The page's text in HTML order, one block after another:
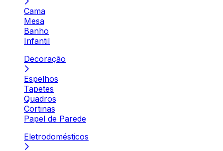
Cama
Mesa
Banho
Infantil
Decoração
Espelhos
Tapetes
Quadros
Cortinas
Papel de Parede
Eletrodomésticos